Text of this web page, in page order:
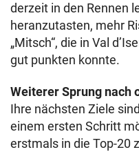
derzeit in den Rennen
heranzutasten, mehr
„Mitsch“, die in Val
gut punkten konnte.
Weiterer Sprung nach
Ihre nächsten Ziele
einem ersten Schritt
erstmals in die Top-20